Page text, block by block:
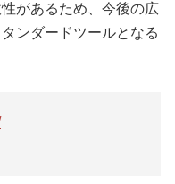
があるため、今後の広
ンダードツールとなる